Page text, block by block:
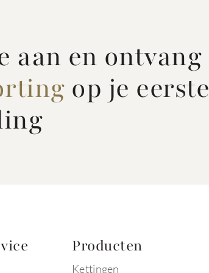
aan en ontvang
op je eerste
Producten
Kettingen